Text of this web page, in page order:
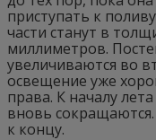
приступать к
части станут в
миллиметров.
увеличиваются во
освещение уже
права. К началу
вновь
к концу.